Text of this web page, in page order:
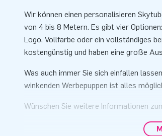
Wir können einen personalisieren
von 4 bis 8 Metern. Es gibt vier
Logo, Vollfarbe oder ein vollständiges
kostengünstig und haben eine große
Was auch immer Sie sich einfallen
winkenden Werbepuppen ist alles
Wünschen Sie weitere Informationen